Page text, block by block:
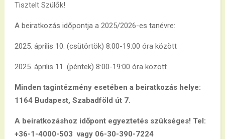
Tisztelt Szülők!
A beiratkozás időpontja a 2025/2026-es tanévre:
2025. április 10. (csütörtök) 8:00-19:00 óra között
2025. április 11. (péntek) 8:00-19:00 óra között
Minden tagintézmény esetében a beiratkozás helye:
1164 Budapest, Szabadföld út 7.
A beiratkozáshoz időpont egyeztetés szükséges! Tel:
+36-1-4000-503 vagy 06-30-390-7224